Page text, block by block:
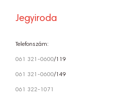
Jegyiroda
Telefonszám:
061 321-0600/119
061 321-0600/149
061 322-1071